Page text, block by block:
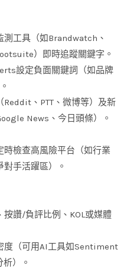
測工具（如Brandwatch、
）即時追蹤關鍵字。
設定負面關鍵詞（如品牌
Reddit、PTT、微博等）及新
News、今日頭條）。
時檢查高風險平台（如行業
手活躍區）。
按讚/負評比例、KOL或媒體
度（可用AI工具如Sentiment
）。